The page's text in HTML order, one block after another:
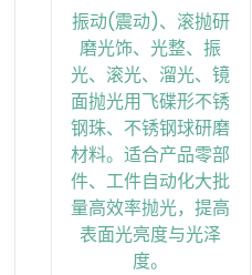
振动(震动)、滚抛研
磨光饰、光整、振
光、滚光、溜光、镜
面抛光用飞碟形不锈
钢珠、不锈钢球研磨
材料。适合产品零部
件、工件自动化大批
量高效率抛光，提高
表面光亮度与光泽
度。